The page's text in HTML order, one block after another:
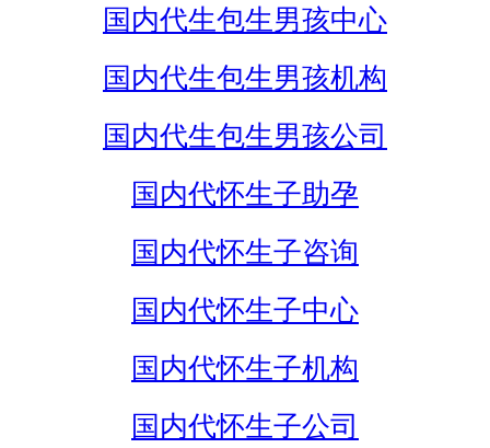
国内代生包生男孩中心
国内代生包生男孩机构
国内代生包生男孩公司
国内代怀生子助孕
国内代怀生子咨询
国内代怀生子中心
国内代怀生子机构
国内代怀生子公司